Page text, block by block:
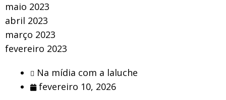
maio 2023
abril 2023
março 2023
fevereiro 2023
Na mídia com a laluche
fevereiro 10, 2026